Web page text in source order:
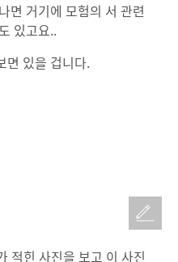
면 거기에 모험의 서 관련
있고요..
면 있을 겁니다.
적힌 사진을 보고 이 사진